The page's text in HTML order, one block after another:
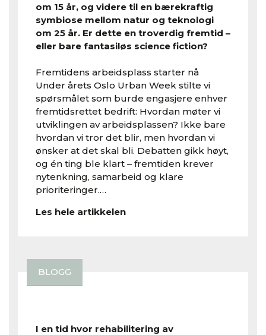
om 15 år, og videre til en bærekraftig
symbiose mellom natur og teknologi
om 25 år. Er dette en troverdig fremtid –
eller bare fantasiløs science fiction?
Fremtidens arbeidsplass starter nå
Under årets Oslo Urban Week stilte vi
spørsmålet som burde engasjere enhver
fremtidsrettet bedrift: Hvordan møter vi
utviklingen av arbeidsplassen? Ikke bare
hvordan vi tror det blir, men hvordan vi
ønsker at det skal bli. Debatten gikk høyt,
og én ting ble klart – fremtiden krever
nytenkning, samarbeid og klare
prioriteringer.…
Les hele artikkelen
BLOGG
I en tid hvor rehabilitering av